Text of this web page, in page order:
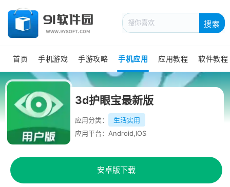
搜索
首页 手机游戏 手游攻略 手机应用 应用教程 软件教程
3d护眼宝最新版
应用分类：
生活实用
应用平台：Android,IOS
安卓版下载